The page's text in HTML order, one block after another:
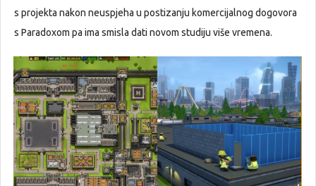
s projekta nakon neuspjeha u postizanju komercijalnog dogovora
s Paradoxom pa ima smisla dati novom studiju više vremena.